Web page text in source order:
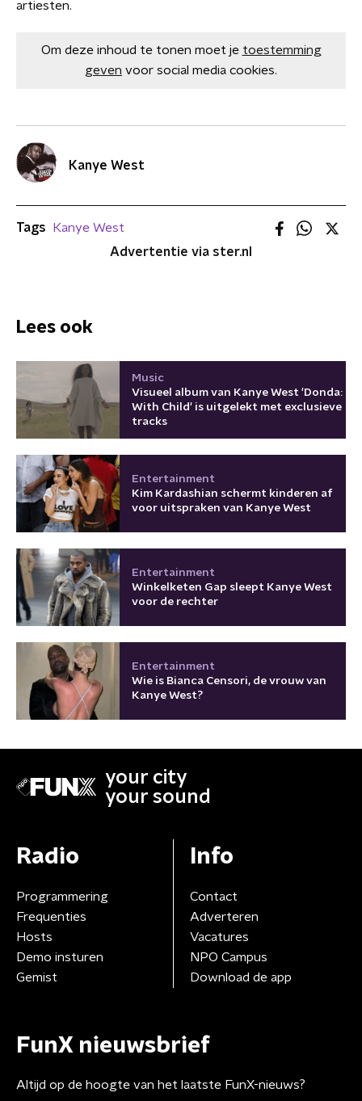
artiesten.
Om deze inhoud te tonen moet je toestemming
geven voor social media cookies.
Kanye West
Tags
Kanye West
Advertentie via ster.nl
Lees ook
Music
Visueel album van Kanye West 'Donda:
With Child' is uitgelekt met exclusieve
tracks
Entertainment
Kim Kardashian schermt kinderen af
voor uitspraken van Kanye West
Entertainment
Winkelketen Gap sleept Kanye West
voor de rechter
Entertainment
Wie is Bianca Censori, de vrouw van
Kanye West?
your city
your sound
Radio
Programmering
Frequenties
Hosts
Demo insturen
Gemist
Info
Contact
Adverteren
Vacatures
NPO Campus
Download de app
FunX nieuwsbrief
Altijd op de hoogte van het laatste FunX-nieuws?